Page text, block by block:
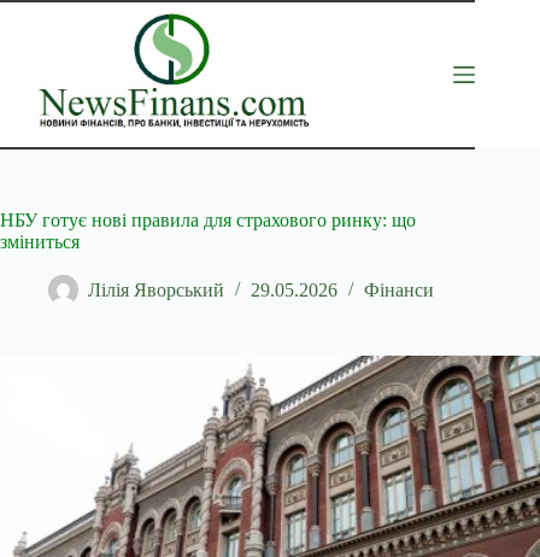
Перейти
НБУ готує нові правила для страхового ринку: що
зміниться
Лілія Яворський 29.05.2026 Фінанси